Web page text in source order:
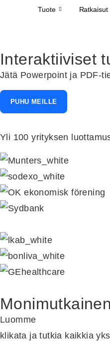
Tuote Ratkaisut
Interaktiiviset
Jätä Powerpoint ja PDF-
PUHU MEILLE
Yli 100 yrityksen
Luomme
klikata ja tutkia kaikkia